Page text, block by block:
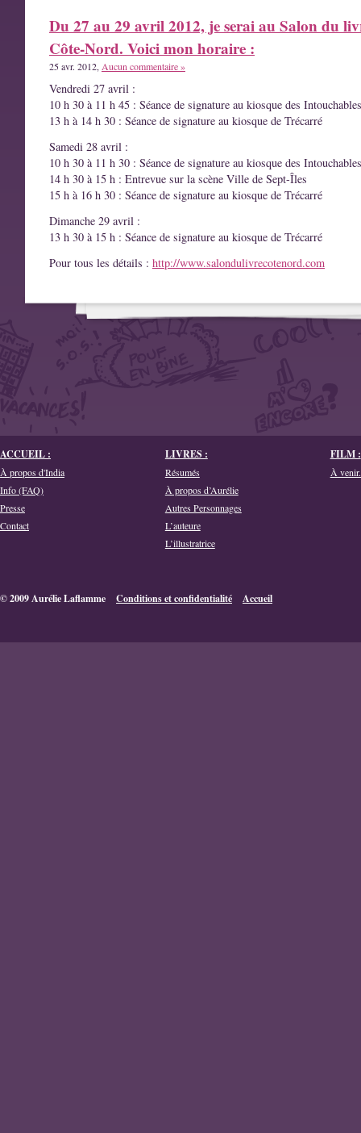
Du 27 au 29 avril 2012, je serai au Salon du
Côte-Nord. Voici mon horaire :
25 avr. 2012, Aucun commentaire »
Vendredi 27 avril :
10 h 30 à 11 h 45 : Séance de signature au kiosque des Intouchables
13 h à 14 h 30 : Séance de signature au kiosque de Trécarré
Samedi 28 avril :
10 h 30 à 11 h 30 : Séance de signature au kiosque des Intouchables
14 h 30 à 15 h : Entrevue sur la scène Ville de Sept-Îles
15 h à 16 h 30 : Séance de signature au kiosque de Trécarré
Dimanche 29 avril :
13 h 30 à 15 h : Séance de signature au kiosque de Trécarré
Pour tous les détails : http://www.salondulivrecotenord.com
ACCUEIL :
À propos d'India
Info (FAQ)
Presse
Contact
LIVRES :
Résumés
À propos d’Aurélie
Autres Personnages
L’auteure
L’illustratrice
FILM :
À
© 2009 Aurélie Laflamme Conditions et confidentialité Accueil